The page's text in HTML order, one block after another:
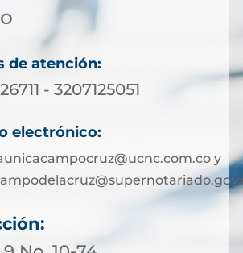
de atención:
- 3207125051
electrónico:
y